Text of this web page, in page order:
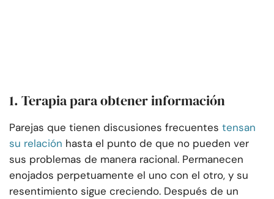
1. Terapia para obtener información
Parejas que tienen discusiones frecuentes tensan
su relación hasta el punto de que no pueden ver
sus problemas de manera racional. Permanecen
enojados perpetuamente el uno con el otro, y su
resentimiento sigue creciendo. Después de un